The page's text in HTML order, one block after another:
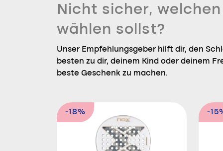
Nicht sicher,
wählen sollst?
Unser Empfehlungsgeber hilft dir, den
besten zu dir, deinem Kind oder deinem
beste Geschenk zu machen.
-18% -